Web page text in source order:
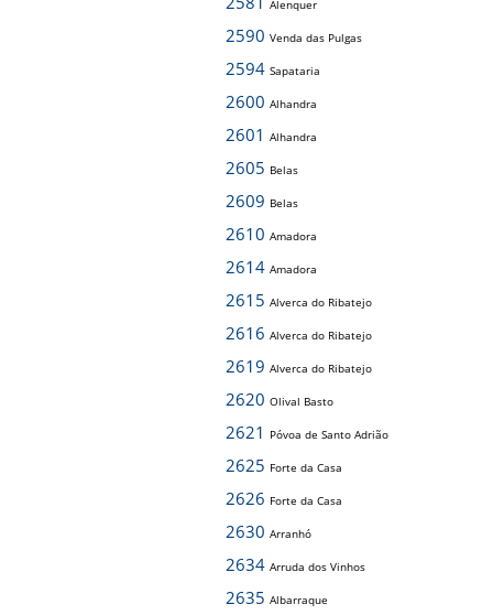
Alenquer
2590 Venda das Pulgas
2594 Sapataria
2600 Alhandra
2601 Alhandra
2605 Belas
2609 Belas
2610 Amadora
2614 Amadora
2615 Alverca do Ribatejo
2616 Alverca do Ribatejo
2619 Alverca do Ribatejo
2620 Olival Basto
2621 Póvoa de Santo Adrião
2625 Forte da Casa
2626 Forte da Casa
2630 Arranhó
2634 Arruda dos Vinhos
2635 Albarraque